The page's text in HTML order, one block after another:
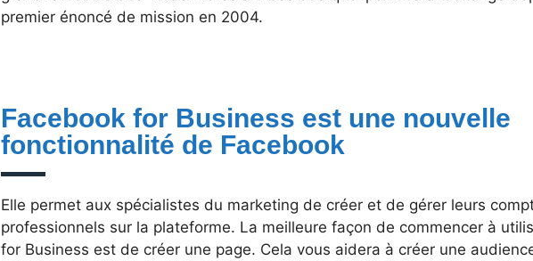
premier énoncé de mission en 2004.
Facebook for Business est une nouvelle
fonctionnalité de Facebook
Elle permet aux spécialistes du marketing de créer et de gérer leurs
professionnels sur la plateforme. La meilleure façon de commencer à
for Business est de créer une page. Cela vous aidera à créer une